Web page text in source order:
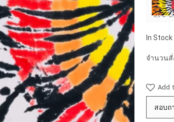
In Stock
จำนวน
Add
สอบถ